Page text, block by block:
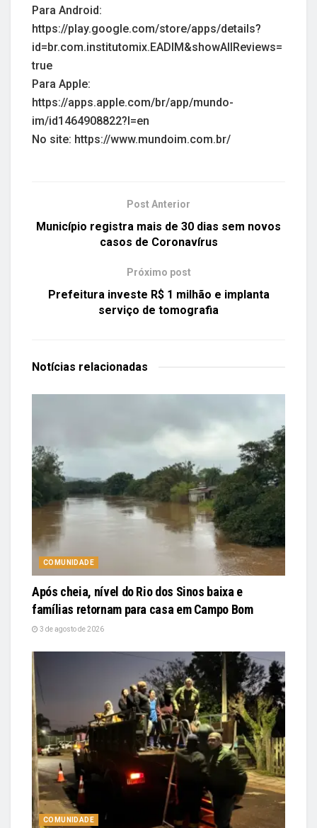
Para Android:
https://play.google.com/store/apps/details?
id=br.com.institutomix.EADIM&showAllReviews=
true
Para Apple:
https://apps.apple.com/br/app/mundo-
im/id1464908822?l=en
No site: https://www.mundoim.com.br/
Post Anterior
Município registra mais de 30 dias sem novos
casos de Coronavírus
Próximo post
Prefeitura investe R$ 1 milhão e implanta
serviço de tomografia
Notícias relacionadas
COMUNIDADE
Após cheia, nível do Rio dos Sinos baixa e
famílias retornam para casa em Campo Bom
3 de agosto de 2026
COMUNIDADE